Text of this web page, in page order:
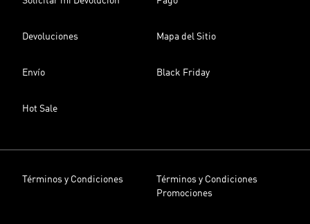
Devoluciones Mapa del Sitio
Envío Black Friday
Hot Sale
Términos y Condiciones
Términos y Condiciones
Promociones